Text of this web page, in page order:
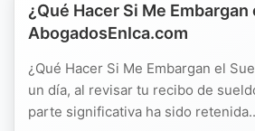
¿Qué Hacer Si Me Embargan
AbogadosEnIca.com
¿Qué Hacer Si Me Embargan el
un día, al revisar tu recibo de
parte significativa ha sido